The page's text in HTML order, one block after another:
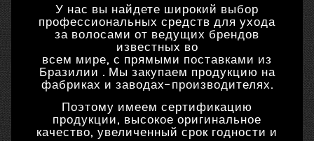
У нас вы найдете широкий выбор
профессиональных средств для ухода
за волосами от ведущих брендов
известных во
всем мире, с прямыми поставками из
Бразилии . Мы закупаем продукцию на
фабриках и заводах-производителях.
Поэтому имеем сертификацию
продукции, высокое оригинальное
качество, увеличенный срок годности и